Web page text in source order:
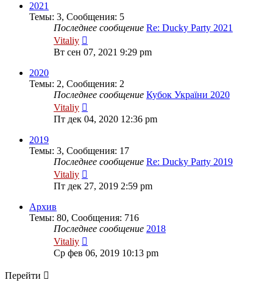
2021
Темы: 3, Сообщения: 5
Последнее сообщение Re: Ducky Party 2021
Vitaliy
к
последнему
Вт сен 07, 2021 9:29 pm
2020
Темы: 2, Сообщения: 2
Последнее сообщение Кубок України 2020
Vitaliy
к
последнему
Пт дек 04, 2020 12:36 pm
2019
Темы: 3, Сообщения: 17
Последнее сообщение Re: Ducky Party 2019
Vitaliy
к
последнему
Пт дек 27, 2019 2:59 pm
Архив
Темы: 80, Сообщения: 716
Последнее сообщение 2018
Vitaliy
к
последнему
Ср фев 06, 2019 10:13 pm
Перейти